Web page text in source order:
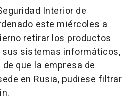
Interior de
este miércoles a
retirar los productos
sus sistemas informáticos,
que la empresa de
en Rusia, pudiese filtrar